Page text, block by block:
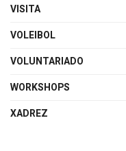
VISITA
VOLEIBOL
VOLUNTARIADO
WORKSHOPS
XADREZ